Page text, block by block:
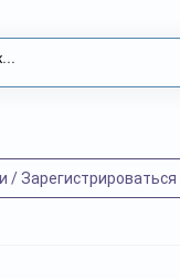
/ Зарегистрироваться